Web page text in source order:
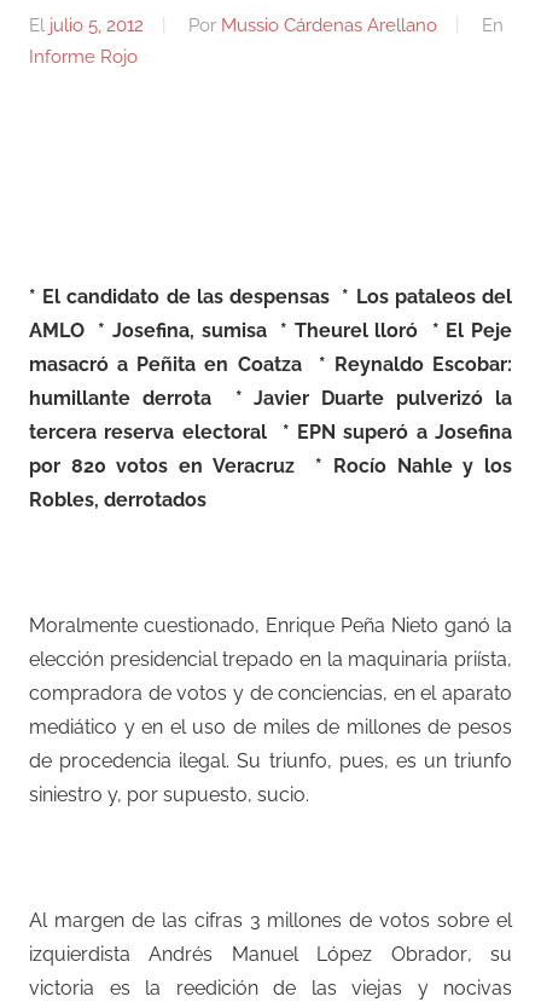
El julio 5, 2012 Por Mussio Cárdenas Arellano
En
Informe Rojo
* El candidato de las despensas * Los pataleos del
AMLO * Josefina, sumisa * Theurel lloró * El Peje
masacró a Peñita en Coatza * Reynaldo Escobar:
humillante derrota * Javier Duarte pulverizó la
tercera reserva electoral * EPN superó a Josefina
por 820 votos en Veracruz * Rocío Nahle y los
Robles, derrotados
Moralmente cuestionado, Enrique Peña Nieto ganó la
elección presidencial trepado en la maquinaria priísta,
compradora de votos y de conciencias, en el aparato
mediático y en el uso de miles de millones de pesos
de procedencia ilegal. Su triunfo, pues, es un triunfo
siniestro y, por supuesto, sucio.
Al margen de las cifras 3 millones de votos sobre el
izquierdista Andrés Manuel López Obrador, su
victoria es la reedición de las viejas y nocivas